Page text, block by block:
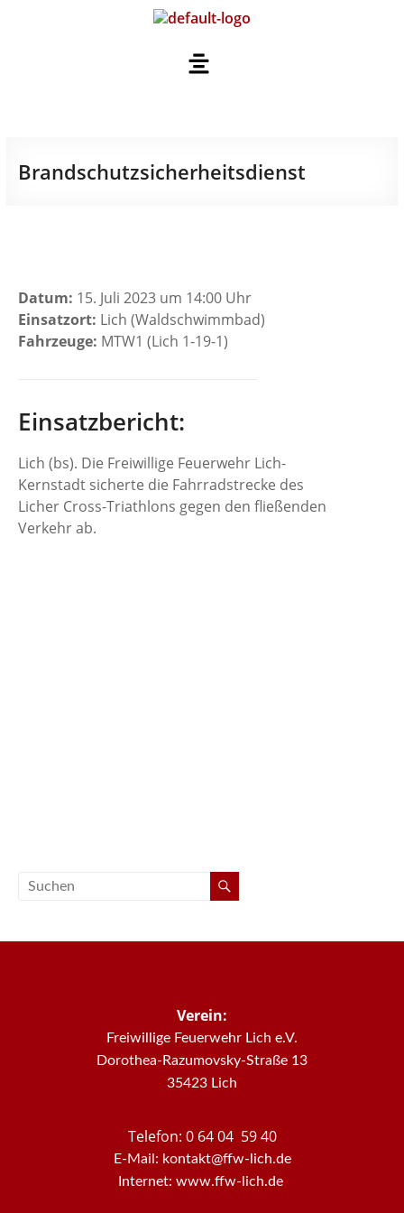
Brandschutzsicherheitsdienst
Datum: 15. Juli 2023 um 14:00 Uhr
Einsatzort: Lich (Waldschwimmbad)
Fahrzeuge: MTW1 (Lich 1-19-1)
Einsatzbericht:
Lich (bs). Die Freiwillige Feuerwehr Lich-
Kernstadt sicherte die Fahrradstrecke des
Licher Cross-Triathlons gegen den fließenden
Verkehr ab.
Verein:
Freiwillige Feuerwehr Lich e.V.
Dorothea-Razumovsky-Straße 13
35423 Lich
Telefon: 0 64 04 59 40
E-Mail: kontakt@ffw-lich.de
Internet: www.ffw-lich.de